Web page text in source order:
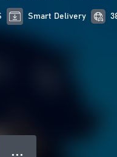
Smart Delivery
● ● ●